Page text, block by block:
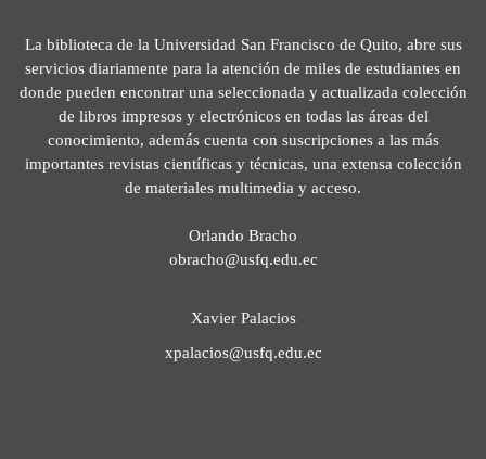
La biblioteca de la Universidad San Francisco de Quito, abre sus
servicios diariamente para la atención de miles de estudiantes en
donde pueden encontrar una seleccionada y actualizada colección
de libros impresos y electrónicos en todas las áreas del
conocimiento, además cuenta con suscripciones a las más
importantes revistas científicas y técnicas, una extensa colección
de materiales multimedia y acceso.
Orlando Bracho
obracho@usfq.edu.ec
Xavier Palacios
xpalacios@usfq.edu.ec